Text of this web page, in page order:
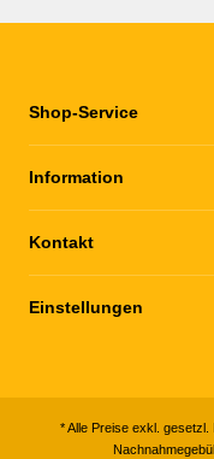
Shop-Service
Information
Kontakt
Einstellungen
* Alle Preise exkl. gesetzl.